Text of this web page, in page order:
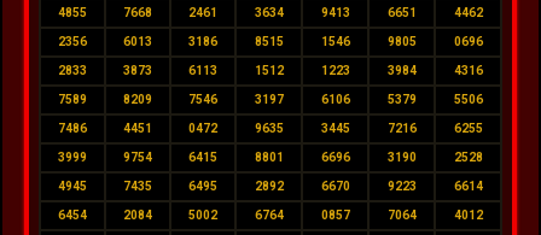
4855 7668 2461 3634 9413 6651 4462
2356 6013 3186 8515 1546 9805 0696
2833 3873 6113 1512 1223 3984 4316
7589 8209 7546 3197 6106 5379 5506
7486 4451 0472 9635 3445 7216 6255
3999 9754 6415 8801 6696 3190 2528
4945 7435 6495 2892 6670 9223 6614
6454 2084 5002 6764 0857 7064 4012